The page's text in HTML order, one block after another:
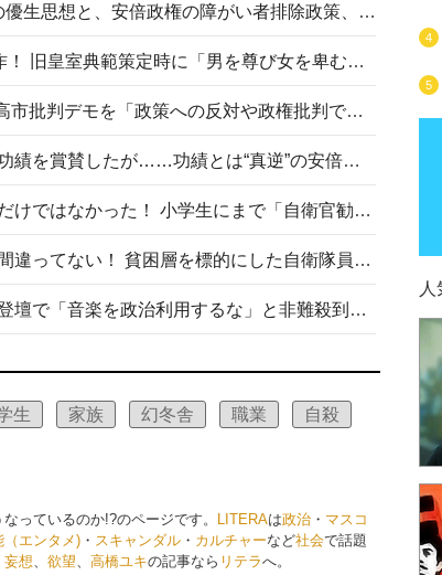
相模原事件から10年──植松死刑囚の優生思想と、安倍政権の障がい者排除政策、右派勢力の差別主義との関係を改めて問う
“男系男子の皇位継承”は明治期の創作！ 旧皇室典範策定時に「男を尊び女を卑むの慣習、人民の脳髄」とトンデモ論で女性天皇を否定
山里亮太が『DayDay.』で国会前の高市批判デモを「政策への反対や政権批判でない」と捻じ曲げ解説 デモ参加者から批判殺到
安倍晋三元首相の命日で高市首相は功績を賞賛したが……功績とは“真逆”の安倍元首相のトンデモ発言を振り返る
自衛隊リクルートは貧困層狙い撃ちだけではなかった！ 小学生にまで「自衛官勧誘」目的のパンフレット作成
「自衛隊は経済的に厳しい子が」は間違ってない！ 貧困層を標的にした自衛隊員募集、やす子、山上被告も…日本でも進む“経済的徴兵制”
高市首相がミュージックアワードに登壇で「音楽を政治利用するな」と非難殺到！ MAJの国策的本質を批判する声も
生 家族 幻冬舎 職業 自殺
っているのか!?のページです。 LITERAは政治 ・ マスコ
（エンタメ) ・ スキャンダル ・ カルチャーなど社会で話題
妄想 欲望 高橋ユキの記事なら リテラへ。
4
5